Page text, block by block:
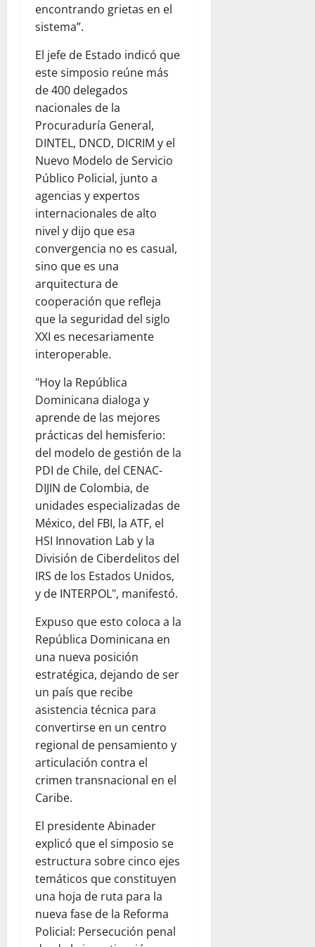
encontrando grietas en el
sistema”.
El jefe de Estado indicó que
este simposio reúne más
de 400 delegados
nacionales de la
Procuraduría General,
DINTEL, DNCD, DICRIM y el
Nuevo Modelo de Servicio
Público Policial, junto a
agencias y expertos
internacionales de alto
nivel y dijo que esa
convergencia no es casual,
sino que es una
arquitectura de
cooperación que refleja
que la seguridad del siglo
XXI es necesariamente
interoperable.
"Hoy la República
Dominicana dialoga y
aprende de las mejores
prácticas del hemisferio:
del modelo de gestión de la
PDI de Chile, del CENAC-
DIJIN de Colombia, de
unidades especializadas de
México, del FBI, la ATF, el
HSI Innovation Lab y la
División de Ciberdelitos del
IRS de los Estados Unidos,
y de INTERPOL", manifestó.
Expuso que esto coloca a la
República Dominicana en
una nueva posición
estratégica, dejando de ser
un país que recibe
asistencia técnica para
convertirse en un centro
regional de pensamiento y
articulación contra el
crimen transnacional en el
Caribe.
El presidente Abinader
explicó que el simposio se
estructura sobre cinco ejes
temáticos que constituyen
una hoja de ruta para la
nueva fase de la Reforma
Policial: Persecución penal